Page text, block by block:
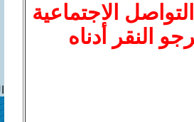
الاجتماعية
النقر أدناه